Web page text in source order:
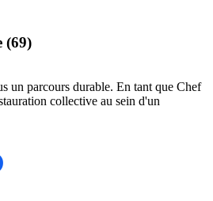
(69)
un parcours durable. En tant que Chef
collective au sein d'un